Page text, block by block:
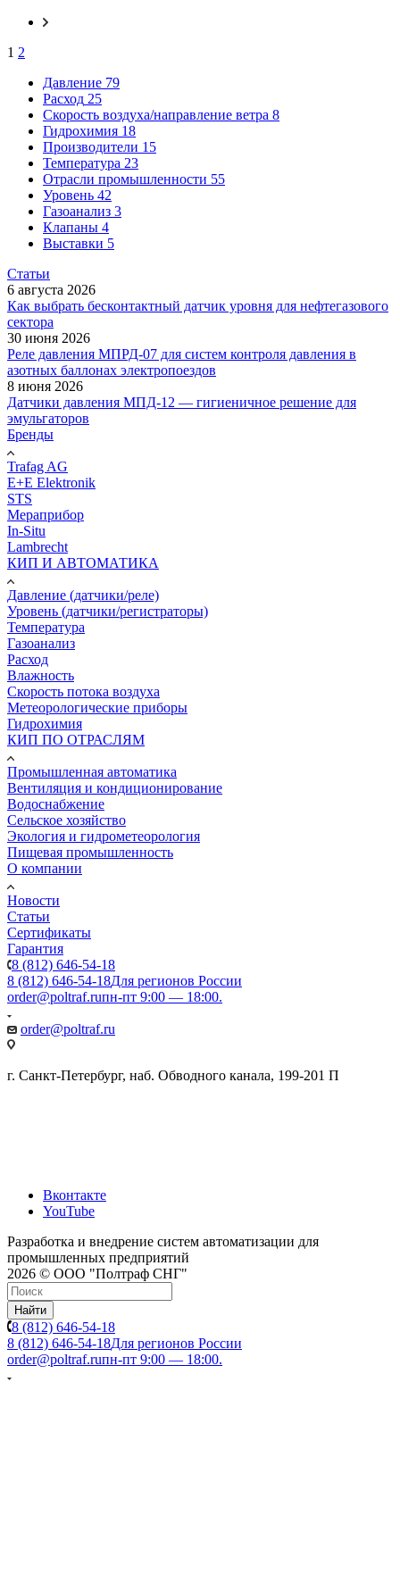
1 2
Давление 79
Расход 25
Скорость воздуха/направление ветра 8
Гидрохимия 18
Производители 15
Температура 23
Отрасли промышленности 55
Уровень 42
Газоанализ 3
Клапаны 4
Выставки 5
Статьи
6 августа 2026
Как выбрать бесконтактный датчик уровня для нефтегазового
сектора
30 июня 2026
Реле давления МПРД-07 для систем контроля давления в
азотных баллонах электропоездов
8 июня 2026
Датчики давления МПД-12 — гигиеничное решение для
эмульгаторов
Бренды
Trafag AG
E+E Elektronik
STS
Мераприбор
In-Situ
Lambrecht
КИП И АВТОМАТИКА
Давление (датчики/реле)
Уровень (датчики/регистраторы)
Температура
Газоанализ
Расход
Влажность
Скорость потока воздуха
Метеорологические приборы
Гидрохимия
КИП ПО ОТРАСЛЯМ
Промышленная автоматика
Вентиляция и кондиционирование
Водоснабжение
Сельское хозяйство
Экология и гидрометеорология
Пищевая промышленность
О компании
Новости
Статьи
Сертификаты
Гарантия
8 (812) 646-54-18
8 (812) 646-54-18Для регионов России
order@poltraf.ruпн-пт 9:00 — 18:00.
order@poltraf.ru
г. Санкт-Петербург, наб. Обводного канала, 199-201 П
Вконтакте
YouTube
Разработка и внедрение систем автоматизации для
промышленных предприятий
2026 © ООО "Полтраф СНГ"
Найти
8 (812) 646-54-18
8 (812) 646-54-18Для регионов России
order@poltraf.ruпн-пт 9:00 — 18:00.